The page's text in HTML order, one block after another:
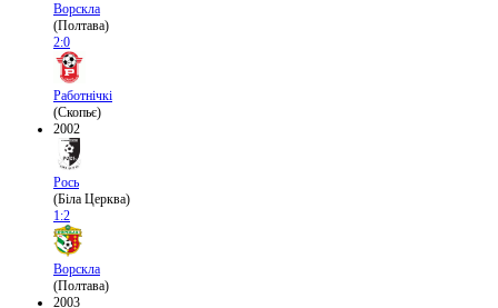
Ворскла
(Полтава)
2:0
Работнічкі
(Скопьє)
2002
Рось
(Біла Церква)
1:2
Ворскла
(Полтава)
2003